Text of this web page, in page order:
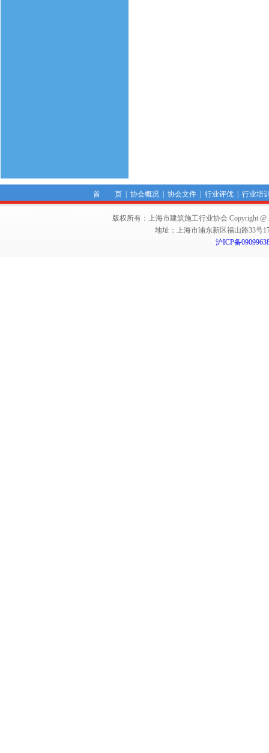
首 页| 协会概况| 协会文件| 行业评优| 行业培
版权所有：上海市建筑施工行业协会 Copyright @
地址：上海市浦东新区福山路33号
沪ICP备